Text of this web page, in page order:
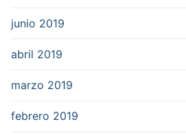
junio 2019
abril 2019
marzo 2019
febrero 2019